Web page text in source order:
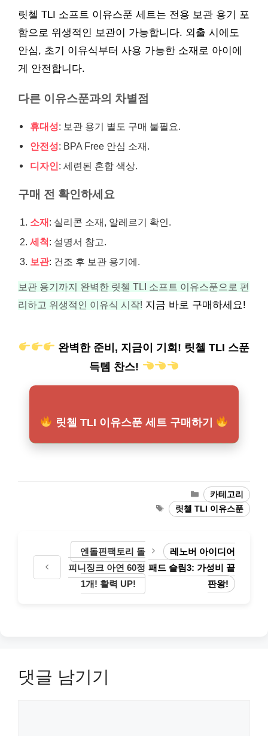
릿첼 TLI 소프트 이유스푼 세트는 전용 보관 용기 포
함으로 위생적인 보관이 가능합니다. 외출 시에도
안심, 초기 이유식부터 사용 가능한 소재로 아이에
게 안전합니다.
다른 이유스푼과의 차별점
휴대성: 보관 용기 별도 구매 불필요.
안전성: BPA Free 안심 소재.
디자인: 세련된 혼합 색상.
구매 전 확인하세요
소재: 실리콘 소재, 알레르기 확인.
세척: 설명서 참고.
보관: 건조 후 보관 용기에.
보관 용기까지 완벽한 릿첼 TLI 소프트 이유스푼으로 편
리하고 위생적인 이유식 시작! 지금 바로 구매하세요!
완벽한 준비, 지금이 기회! 릿첼 TLI 스푼
득템 찬스!
릿첼 TLI 이유스푼 세트 구매하기
카
테
고
카테고리
태
그
릿첼 TLI 이유스푼
엔돌핀팩토리 돌
피니징크 아연 60정
1개! 활력 UP!
레노버 아이디어
패드 슬림3: 가성비 끝
판왕!
댓글 남기기